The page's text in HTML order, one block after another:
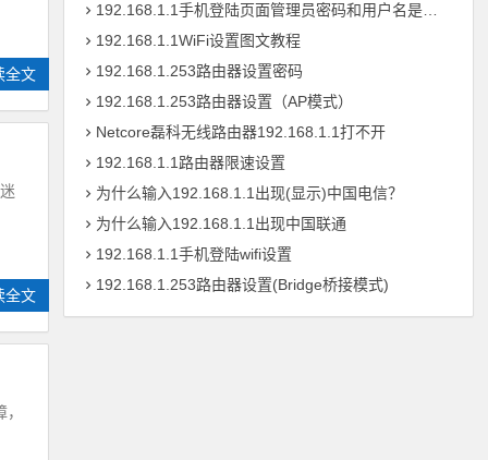
全文
全文
192.168.1.1手机登陆页面管理员密码和用户名是多少?
192.168.1.1WiFi设置图文教程
192.168.1.253路由器设置密码
192.168.1.253路由器设置（AP模式）
Netcore磊科无线路由器192.168.1.1打不开
192.168.1.1路由器限速设置
为什么输入192.168.1.1出现(显示)中国电信？
为什么输入192.168.1.1出现中国联通
192.168.1.1手机登陆wifi设置
192.168.1.253路由器设置(Bridge桥接模式)